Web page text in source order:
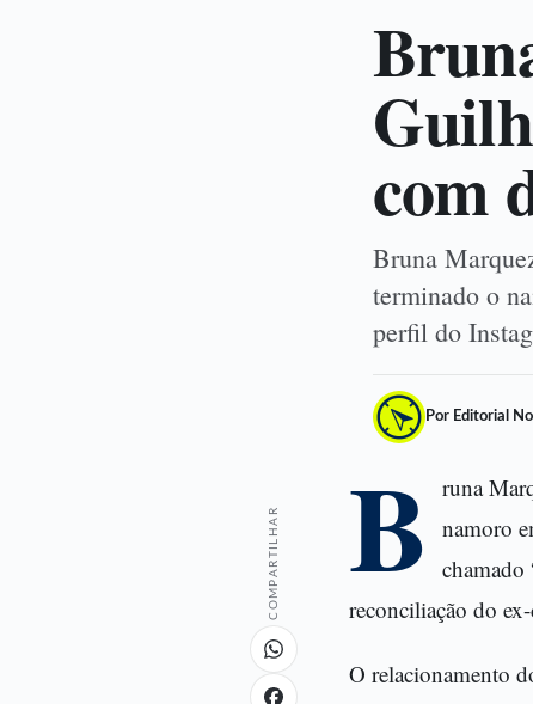
com
Bruna
terminado o
perfil do
Por Editorial
COMPARTILHAR B
runa
namoro
reconciliação do
O relacionamento